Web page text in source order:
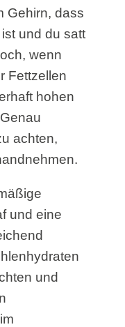
Gehirn, dass
und du satt
wenn
Fettzellen
hohen
achten,
und eine
und